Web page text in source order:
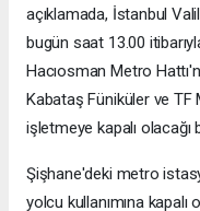
açıklamada, İstanbul
bugün saat 13.00
Hacıosman Metro
Kabataş Füniküler ve TF
işletmeye kapalı olacağı
Şişhane'deki metro
yolcu kullanımına kapalı